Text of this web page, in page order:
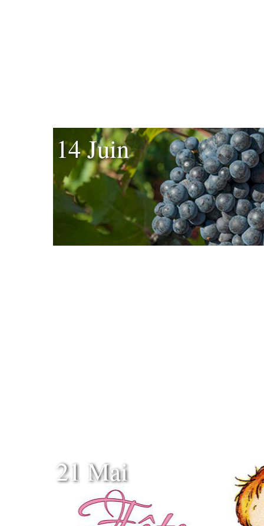
14 Juin
21 Mai